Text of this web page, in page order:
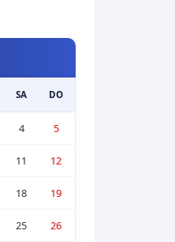
SA DO
4 5
11 12
18 19
25 26